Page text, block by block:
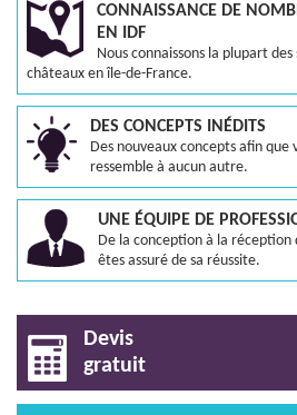
CONNAISSANCE DE
EN IDF
Nous connaissons la plupart
châteaux en île-de-France.
DES CONCEPTS INÉDITS
Des nouveaux concepts afin
ressemble à aucun autre.
UNE ÉQUIPE DE
De la conception à la
êtes assuré de sa réussite.
Devis
gratuit